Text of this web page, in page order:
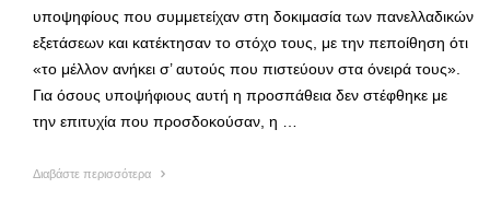
υποψηφίους που συμμετείχαν στη δοκιμασία των πανελλαδικών
εξετάσεων και κατέκτησαν το στόχο τους, με την πεποίθηση ότι
«το μέλλον ανήκει σ’ αυτούς που πιστεύουν στα όνειρά τους».
Για όσους υποψήφιους αυτή η προσπάθεια δεν στέφθηκε με
την επιτυχία που προσδοκούσαν, η …
Διαβάστε περισσότερα